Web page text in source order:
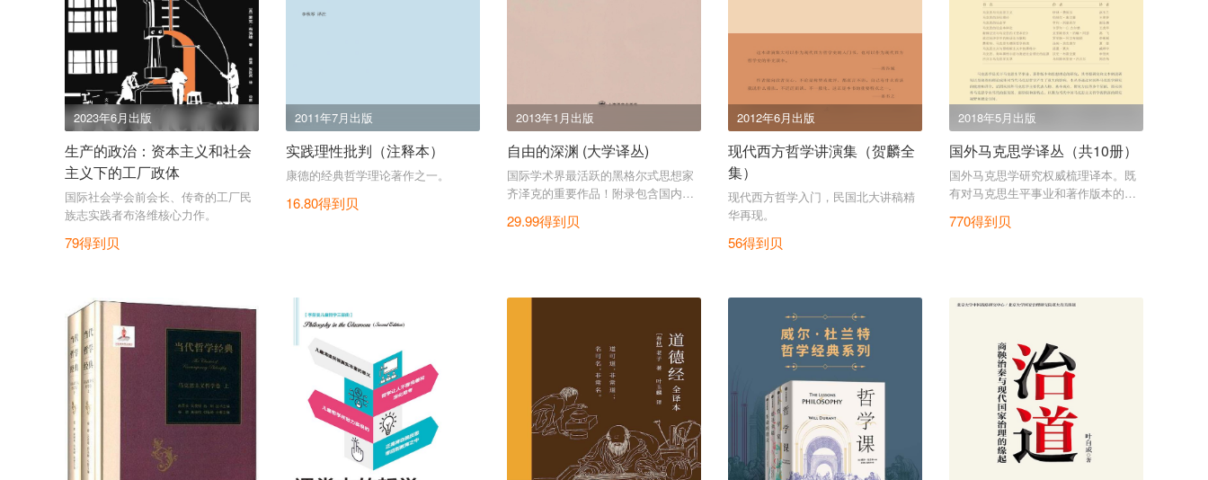
2023年6月出版
生产的政治：资本主义和社会
主义下的工厂政体
国际社会学会前会长、传奇的工厂民
族志实践者布洛维核心力作。
79得到贝
2011年7月出版
实践理性批判（注释本）
康德的经典哲学理论著作之一。
16.80得到贝
2013年1月出版
自由的深渊 (大学译丛)
国际学术界最活跃的黑格尔式思想家
齐泽克的重要作品！附录包含国内首
29.99得到贝
2012年6月出版
现代西方哲学讲演集（贺麟全
集）
现代西方哲学入门，民国北大讲稿精
华再现。
56得到贝
2018年5月出版
国外马克思学译丛（共10册）
国外马克思学研究权威梳理译本。既
有对马克思生平事业和著作版本的考
文本学解读。
770得到贝